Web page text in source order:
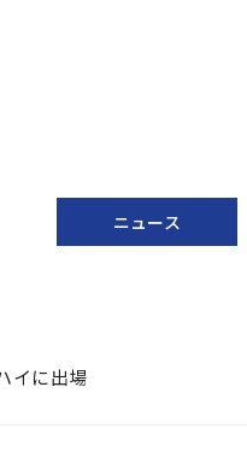
ニュース
イに出場